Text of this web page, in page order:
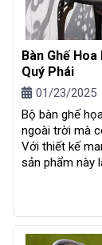
Bàn Ghế
Quý Phái
01/23/2025
Bộ bàn ghế
ngoài trời mà
Với thiết kế
sản phẩm này